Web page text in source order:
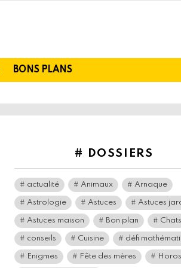
BONS PLANS
# DOSSIERS
actualité Animaux Arnaque
Astrologie Astuces Astuces
Astuces maison Bon plan Chats
conseils Cuisine défi
Enigmes Fête des mères